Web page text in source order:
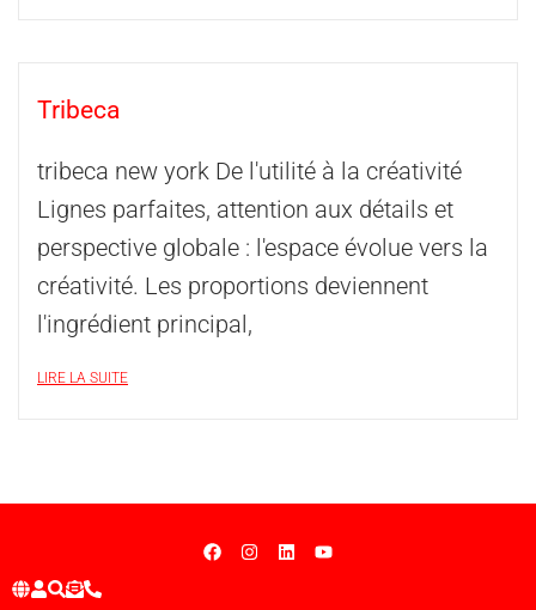
Tribeca
tribeca new york De l'utilité à la créativité
Lignes parfaites, attention aux détails et
perspective globale : l'espace évolue vers la
créativité. Les proportions deviennent
l'ingrédient principal,
LIRE LA SUITE